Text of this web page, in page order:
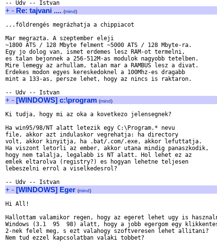
+ - Re: tajvani .... (mind)
...földrengés megrázhatja a chippiacot
Mar megrazta. A szeptember eleji
~1800 ATS / 128 Mbyte felment ~5000 ATS / 128 Mbyte-ra.
Egy jo dolog van, ismet erdemes lesz RAM-ot termelni,
es talan bejonnek a 256-512M-as modulok nagyobb tetelben.
Mire lemegy az arhullam, talan mar a RAMBUS lesz a divat.
Erdekes modon egyes kereskedoknel a 100Mhz-es dragabb
mint a 133-as, persze lehet, hogy az nincs is raktaron.
+ - [WINDOWS] c:\program (mind)
Ki tudja, hogy mi az oka a kovetkezo jelensegnek?
Ha win95/98/NT alatt letezik egy C:\Program.* nevu
file, akkor azt indulaskor vegrehatja: ha directory
volt, akkor kinyitja, ha .bat/.com/.exe, akkor lefuttatja.
Ha viszont letorli az ember, akkor utana mindig panaszkodik,
hogy nem talalja, legalabb is NT alatt. Hol lehet ez az
emlek eltarolva (registry?) es hogyan lehetne teljesen
lebeszelni errol a viselkedesrol?
+ - [WINDOWS] Eger (mind)
Hi All!
Hallottam valamikor regen, hogy az egeret lehet ugy is
Windows (3.1  95  98) alatt, hogy a jobb egergom egy
2-nek felel meg, s ezt valahogy szoftveresen lehet allitani?
Nem tud ezzel kapcsolatban valaki tobbet?